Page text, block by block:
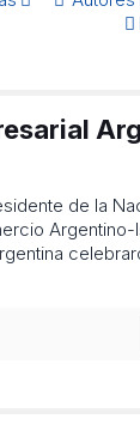
de la
Argentino-